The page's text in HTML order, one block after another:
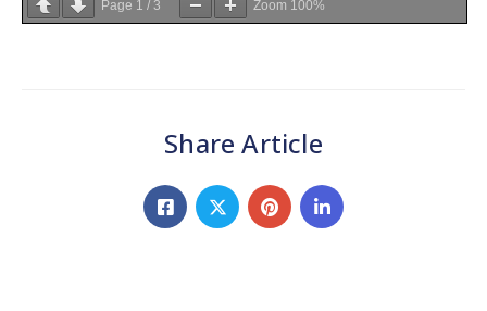
Page 1 / 3 Zoom 100%
Share Article